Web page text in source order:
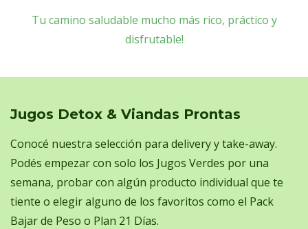
Tu camino saludable mucho más rico, práctico y
disfrutable!
Jugos Detox & Viandas Prontas
Conocé nuestra selección para delivery y take-away.
Podés empezar con solo los Jugos Verdes por una
semana, probar con algún producto individual que te
tiente o elegir alguno de los favoritos como el Pack
Bajar de Peso o Plan 21 Días.